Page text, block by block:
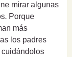
mirar algunas
Porque
más
los padres
cuidándolos